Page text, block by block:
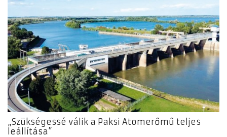
„Szükségessé válik a Paksi Atomerőmű teljes
leállítása”